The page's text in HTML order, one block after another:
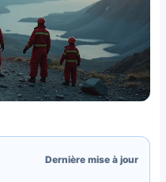
Dernière mise à jour